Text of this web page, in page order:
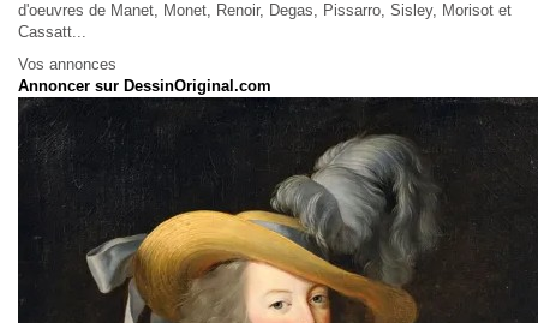
d'oeuvres de Manet, Monet, Renoir, Degas, Pissarro, Sisley, Morisot et
Cassatt...
Vos annonces
Annoncer sur DessinOriginal.com